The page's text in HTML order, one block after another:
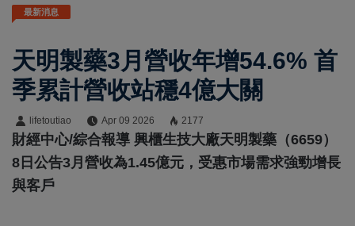
最新消息
天明製藥3月營收年增54.6% 首
季累計營收站穩4億大關
lifetoutiao Apr 09 2026 2177
財經中心/綜合報導 興櫃生技大廠天明製藥（6659）
8日公告3月營收為1.45億元，受惠市場需求強勁增長
與客戶